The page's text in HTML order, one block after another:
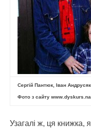
Сергій Пантюк, Іван
Фото з сайту
Узагалі ж, ця книжка,